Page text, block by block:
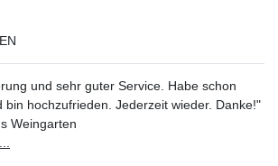
und sehr guter Service. Habe schon
bin hochzufrieden. Jederzeit wieder. Danke!"
Weingarten